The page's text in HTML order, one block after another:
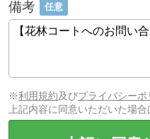
備考 任意
※利用規約及びプライバシーポ
上記内容に同意いただいた場